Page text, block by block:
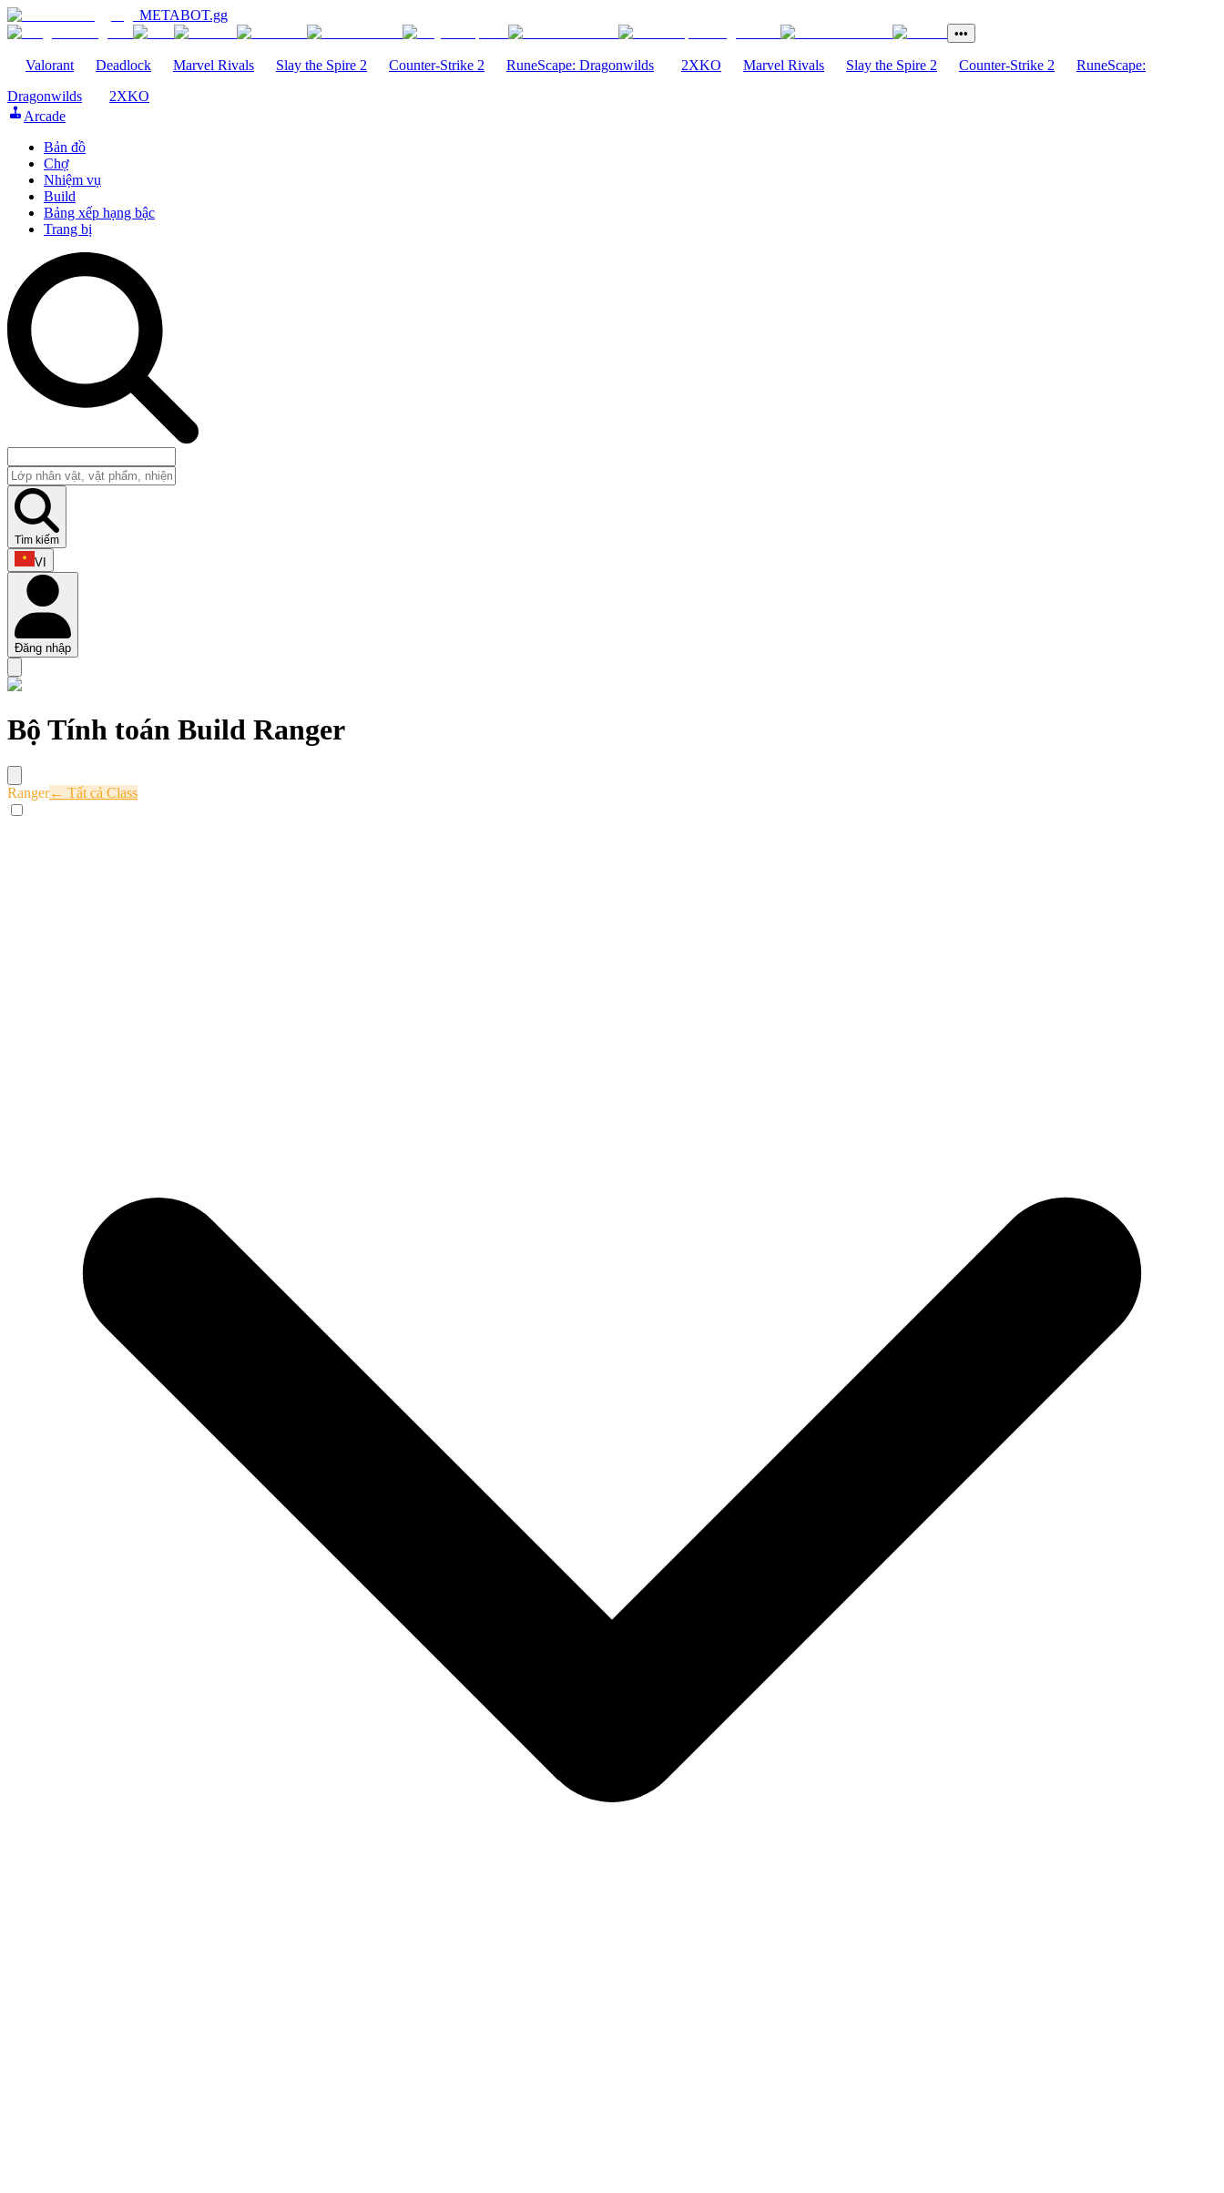
METABOT.gg
•••
Valorant Deadlock Marvel Rivals Slay the Spire 2 Counter-Strike 2 RuneScape: Dragonwilds 2XKO Marvel Rivals Slay the Spire 2 Counter-Strike 2
RuneScape:
Dragonwilds
2XKO
Arcade
Bản đồ
Chợ
Nhiệm vụ
Build
Bảng xếp hạng bậc
Trang bị
Tìm kiếm
VI
Đăng nhập
Bộ Tính toán Build Ranger
Ranger← Tất cả Class